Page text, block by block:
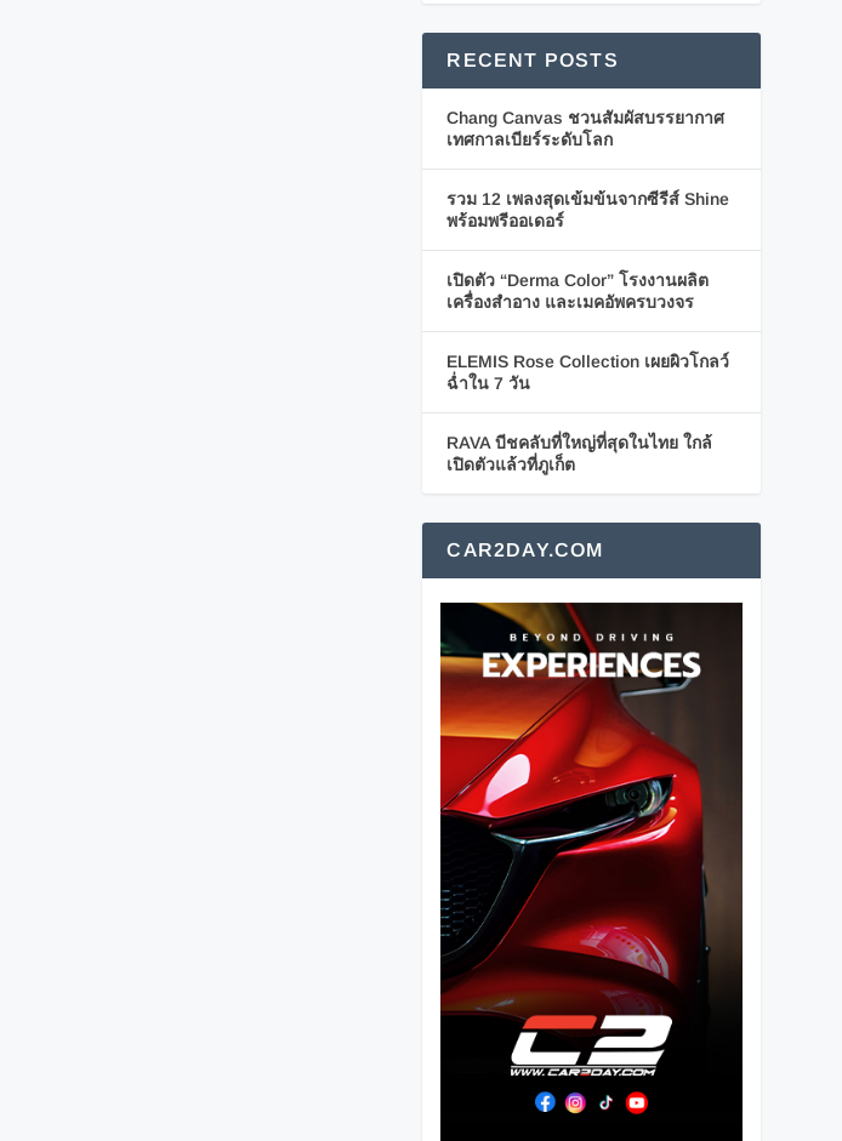
RECENT POSTS
Chang Canvas ชวนสัมผัสบรรยากาศ
เทศกาลเบียร์ระดับโลก
รวม 12 เพลงสุดเข้มข้นจากซีรีส์ Shine
พร้อมพรีออเดอร์
เปิดตัว “Derma Color” โรงงานผลิต
เครื่องสำอาง และเมคอัพครบวงจร
ELEMIS Rose Collection เผยผิวโกลว์
ฉ่ำใน 7 วัน
RAVA บีชคลับที่ใหญ่ที่สุดในไทย ใกล้
เปิดตัวแล้วที่ภูเก็ต
CAR2DAY.COM